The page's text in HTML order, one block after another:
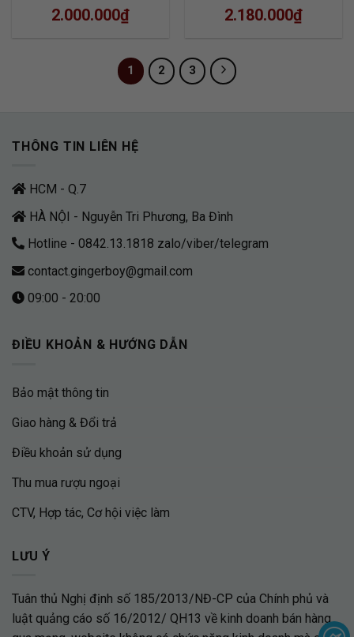
2.000.000₫ 2.180.000₫
1 2 3
THÔNG TIN LIÊN HỆ
HCM - Q.7
HÀ NỘI - Nguyễn Tri Phương, Ba Đình
Hotline - 0842.13.1818 zalo/viber/telegram
contact.gingerboy@gmail.com
09:00 - 20:00
ĐIỀU KHOẢN & HƯỚNG DẪN
Bảo mật thông tin
Giao hàng & Đổi trả
Điều khoản sử dụng
Thu mua rượu ngoại
CTV, Hợp tác, Cơ hội việc làm
LƯU Ý
Tuân thủ Nghị định số 185/2013/NĐ-CP của Chính phủ và
luật quảng cáo số 16/2012/ QH13 về kinh doanh bán hàng